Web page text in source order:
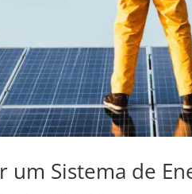
um Sistema de